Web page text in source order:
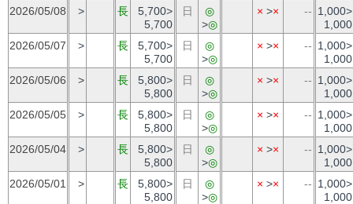
2026/05/08
> 長
5,700>
5,700
日
◎
>◎
× >× -- 1,000>
1,000
2026/05/07
> 長
5,700>
5,700
日
◎
>◎
× >× -- 1,000>
1,000
2026/05/06
> 長
5,800>
5,800
日
◎
>◎
× >× -- 1,000>
1,000
2026/05/05
> 長
5,800>
5,800
日
◎
>◎
× >× -- 1,000>
1,000
2026/05/04
> 長
5,800>
5,800
日
◎
>◎
× >× -- 1,000>
1,000
2026/05/01
> 長
5,800>
5,800
日
◎
>◎
× >× -- 1,000>
1,000